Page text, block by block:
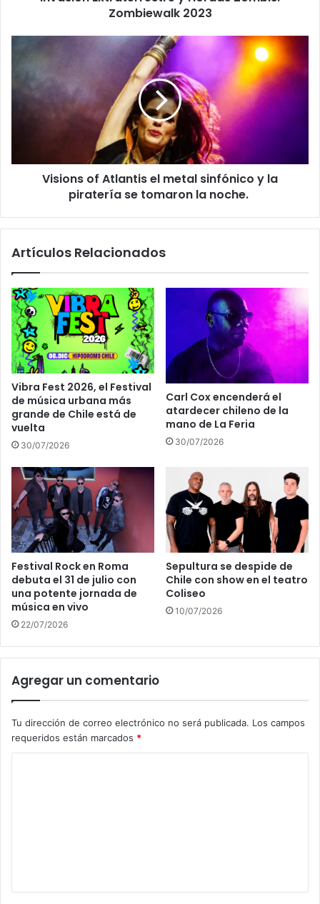
Zombiewalk 2023
Visions of Atlantis el metal sinfónico y la
piratería se tomaron la noche.
Artículos Relacionados
Vibra Fest 2026, el Festival
de música urbana más
grande de Chile está de
vuelta
30/07/2026
Carl Cox encenderá el
atardecer chileno de la
mano de La Feria
30/07/2026
Festival Rock en Roma
debuta el 31 de julio con
una potente jornada de
música en vivo
22/07/2026
Sepultura se despide de
Chile con show en el teatro
Coliseo
10/07/2026
Agregar un comentario
Tu dirección de correo electrónico no será publicada. Los campos
requeridos están marcados *
a